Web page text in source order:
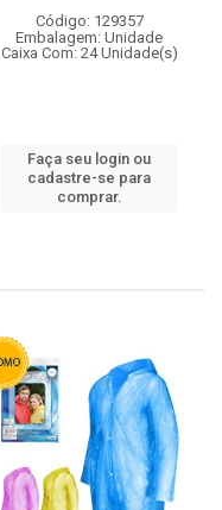
Código: 129357
Embalagem: Unidade
Caixa Com: 24 Unidade(s)
Faça seu login ou
cadastre-se para
comprar.